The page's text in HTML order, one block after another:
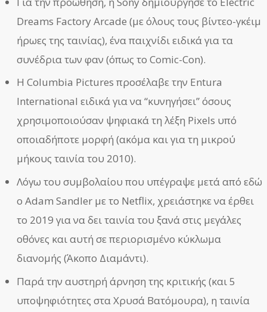
Dreams Factory Arcade (με όλους τους βίντεο-γκέιμ
ήρωες της ταινίας), ένα παιχνίδι ειδικά για τα
συνέδρια των φαν (όπως το Comic-Con).
Η Columbia Pictures προσέλαβε την Entura
International ειδικά για να “κυνηγήσει” όσους
χρησιμοποιούσαν ψηφιακά τη λέξη Pixels υπό
οποιαδήποτε μορφή (ακόμα και για τη μικρού
μήκους ταινία του 2010).
Λόγω του συμβολαίου που υπέγραψε μετά από εδώ
ο Adam Sandler με το Netflix, χρειάστηκε να έρθει
το 2019 για να δει ταινία του ξανά στις μεγάλες
οθόνες και αυτή σε περιορισμένο κύκλωμα
διανομής (Άκοπο Διαμάντι).
Παρά την αυστηρή άρνηση της κριτικής (και 5
υποψηφιότητες στα Χρυσά Βατόμουρα), η ταινία